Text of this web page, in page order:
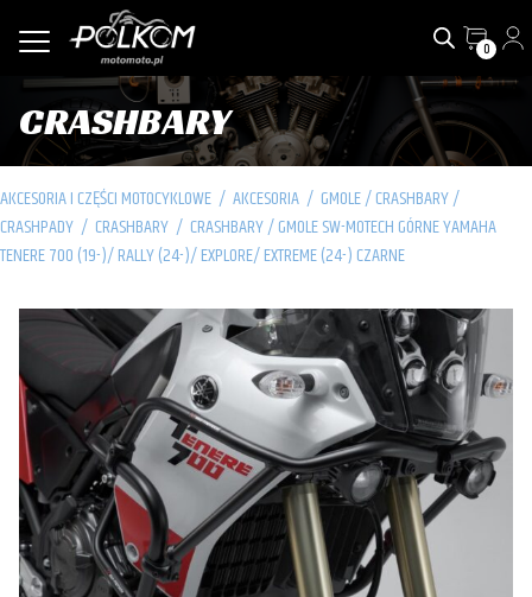
0
CRASHBARY
AKCESORIA I CZĘŚCI MOTOCYKLOWE / AKCESORIA / GMOLE / CRASHBARY /
CRASHPADY / CRASHBARY / CRASHBARY / GMOLE SW-MOTECH GÓRNE YAMAHA
TENERE 700 (19-)/ RALLY (24-)/ EXPLORE/ EXTREME (24-) CZARNE